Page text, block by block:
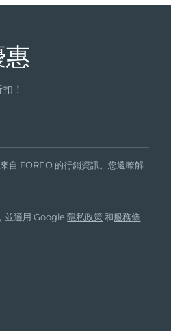
！
自 FOREO 的行銷資訊。您還瞭解
並適用 Google隱私政策 和服務條